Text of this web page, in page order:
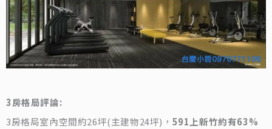
3房格局評論:
3房格局室內空間約26坪(主建物24坪)， 591上新竹約有63%